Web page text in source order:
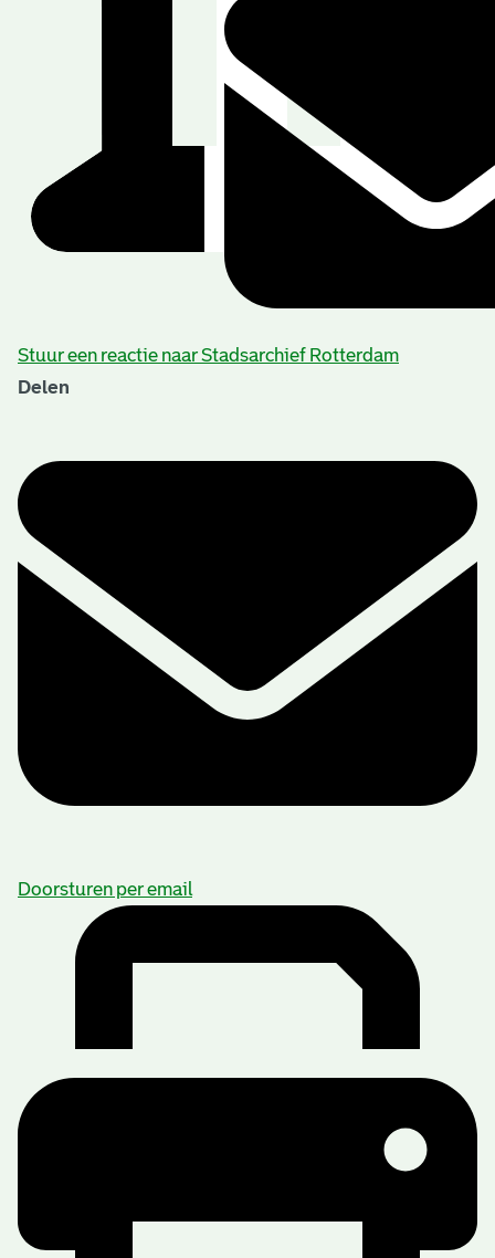
Stuur een reactie naar Stadsarchief Rotterdam
Delen
Doorsturen per email